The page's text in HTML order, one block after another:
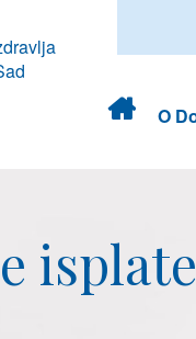
Dom
zdravlja
O
isplate